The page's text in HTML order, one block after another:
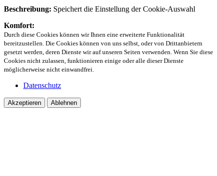
Beschreibung: Speichert die Einstellung der Cookie-Auswahl
Komfort:
Durch diese Cookies können wir Ihnen eine erweiterte Funktionalität
bereitzustellen. Die Cookies können von uns selbst, oder von Drittanbietern
gesetzt werden, deren Dienste wir auf unseren Seiten verwenden. Wenn Sie diese
Cookies nicht zulassen, funktionieren einige oder alle dieser Dienste
möglicherweise nicht einwandfrei.
Datenschutz
Akzeptieren Ablehnen